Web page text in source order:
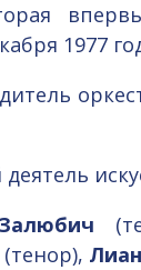
1977
(тенор),